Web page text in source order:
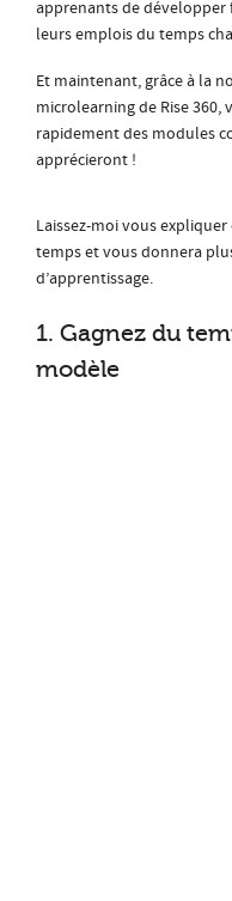
apprenants de
leurs emplois du temps
Et maintenant, grâce à la
microlearning de Rise 360,
rapidement des modules
apprécieront !
Laissez-moi vous
temps et vous donnera
d’apprentissage.
1. Gagnez du
modèle